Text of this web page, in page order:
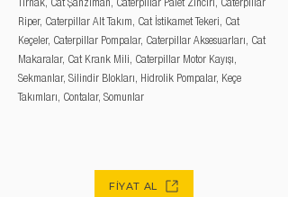
Tırnak, Cat Şanzıman, Caterpillar Palet Zinciri, Caterpillar
Riper, Caterpillar Alt Takım, Cat İstikamet Tekeri, Cat
Keçeler, Caterpillar Pompalar, Caterpillar Aksesuarları, Cat
Makaralar, Cat Krank Mili, Caterpillar Motor Kayışı,
Sekmanlar, Silindir Blokları, Hidrolik Pompalar, Keçe
Takımları, Contalar, Somunlar
FİYAT AL